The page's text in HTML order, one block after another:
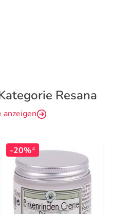
Resana
-20%4